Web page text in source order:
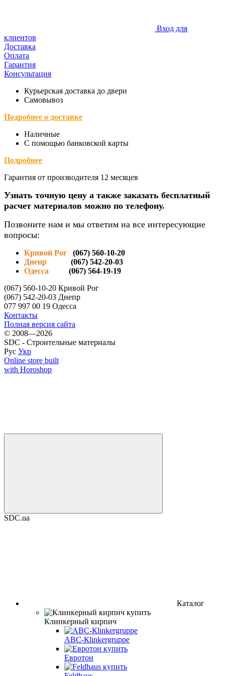
Вход для
клиентов
Доставка
Оплата
Гарантия
Консультация
Курьерская доставка до двери
Самовывоз
Подробнее о доставке
Наличные
С помощью банковской карты
Подробнее
Гарантия от производителя 12 месяцев
Узнать точную цену а также заказать бесплатный
расчет материалов можно по телефону.
Позвоните нам и мы ответим на все интересующие
вопросы:
Кривой Рог (067) 560-10-20
Днепр (067) 542-20-03
Одесса (067) 564-19-19
(067) 560-10-20 Кривой Рог
(067) 542-20-03 Днепр
077 997 00 19 Одесса
Контакты
Полная версия сайта
© 2008—2026
SDC - Строительные материалы
Рус Укр
Online store built
with Horoshop
SDC.ua
Каталог
Клинкерный кирпич
АВС-Кlinkergruppe
Евротон